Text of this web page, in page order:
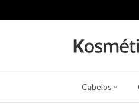
Cabelos